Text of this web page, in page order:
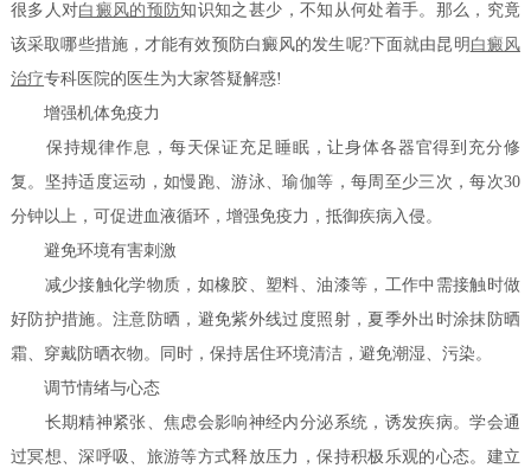
很多人对白癜风的预防知识知之甚少，不知从何处着手。那么，究竟
该采取哪些措施，才能有效预防白癜风的发生呢?下面就由昆明 白癜风
治疗专科医院的医生为大家答疑解惑!
增强机体免疫力
保持规律作息，每天保证充足睡眠，让身体各器官得到充分修
复。坚持适度运动，如慢跑、游泳、瑜伽等，每周至少三次，每次30
分钟以上，可促进血液循环，增强免疫力，抵御疾病入侵。
避免环境有害刺激
减少接触化学物质，如橡胶、塑料、油漆等，工作中需接触时做
好防护措施。注意防晒，避免紫外线过度照射，夏季外出时涂抹防晒
霜、穿戴防晒衣物。同时，保持居住环境清洁，避免潮湿、污染。
调节情绪与心态
长期精神紧张、焦虑会影响神经内分泌系统，诱发疾病。学会通
过冥想、深呼吸、旅游等方式释放压力，保持积极乐观的心态。建立